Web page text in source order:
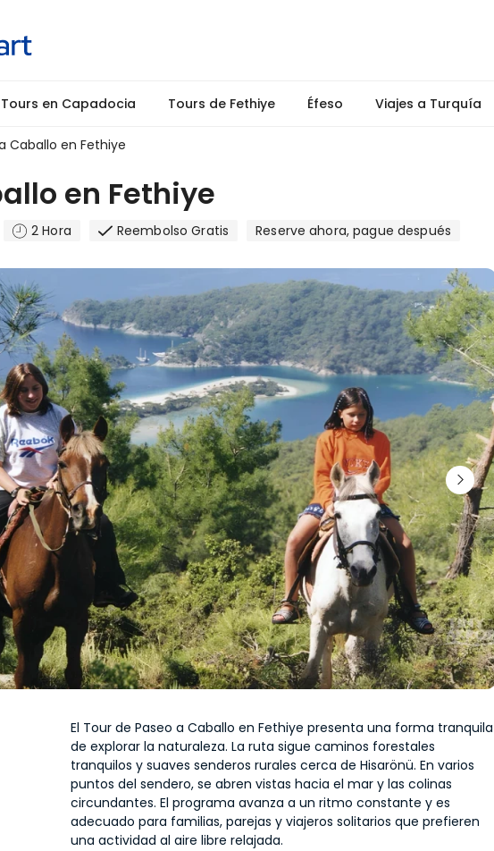
Tours en Capadocia Tours de Fethiye Éfeso Viajes a Turquía
Caballo en Fethiye
en Fethiye
2 Hora Reembolso Gratis Reserve ahora, pague después
El Tour de Paseo a Caballo en Fethiye presenta una forma tranquila
de explorar la naturaleza. La ruta sigue caminos forestales
tranquilos y suaves senderos rurales cerca de Hisarönü. En varios
puntos del sendero, se abren vistas hacia el mar y las colinas
circundantes. El programa avanza a un ritmo constante y es
adecuado para familias, parejas y viajeros solitarios que prefieren
una actividad al aire libre relajada.